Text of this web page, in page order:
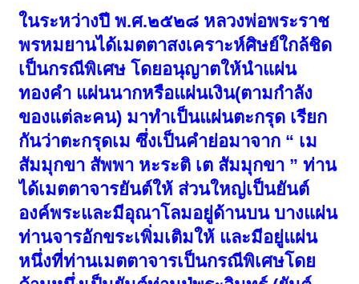
ในระหว่างปี พ.ศ.๒๕๒๘ หลวงพ่อพระราช
พรหมยานได้เมตตาสงเคราะห์ศิษย์ใกล้ชิด
เป็นกรณีพิเศษ โดยอนุญาตให้นำแผ่น
ทองคำ แผ่นนากหรือแผ่นเงิน(ตามกำลัง
ของแต่ละคน) มาทำเป็นแผ่นตะกรุด เรียก
กันว่าตะกรุดเม ซึ่งเป็นคำย่อมาจาก “ เม
สัมมุกขา สัพพา หะระติ เต สัมมุกขา ” ท่าน
ได้เมตตาจารยันต์ให้ ส่วนใหญ่เป็นยันต์
องค์พระและมีอุณาโลมอยู่ด้านบน บางแผ่น
ท่านจารอักขระเพิ่มเติมให้ และมีอยู่แผ่น
หนึ่งที่ท่านเมตตาจารเป็นกรณีพิเศษโดย